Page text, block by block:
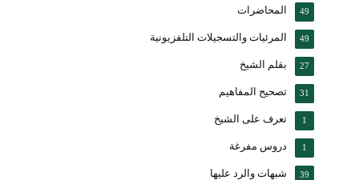
المحاضرات 49
المرئيات والتسجيلات التلفزيونية 49
بقلم الشيخ 27
تصحيح المفاهيم 31
تعرف على الشيخ 1
دروس مفرغة 1
شبهات والرد عليها 39